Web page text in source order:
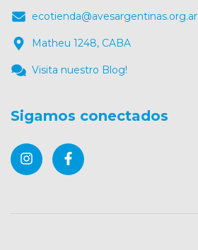
ecotienda@avesargentinas.org.ar
Matheu 1248, CABA
Visita nuestro Blog!
Sigamos conectados